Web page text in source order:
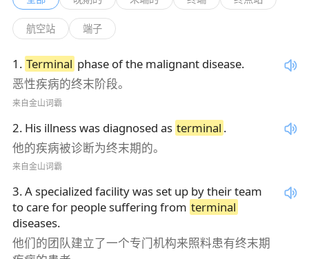
航空站 端子
1 . Terminal phase of the malignant disease.
恶性疾病的终末阶段。
来自金山词霸
2. His illness was diagnosed as terminal .
他的疾病被诊断为终末期的。
来自金山词霸
3.A specialized facility was set up by their team
to care for people suffering from terminal
diseases.
他们的团队建立了一个专门机构来照料患有终末期